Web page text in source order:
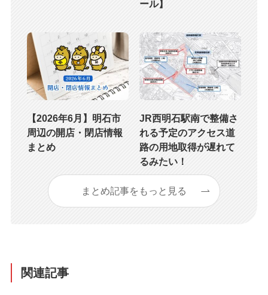
ール】
【2026年6月】明石市
周辺の開店・閉店情報
まとめ
JR西明石駅南で整備さ
れる予定のアクセス道
路の用地取得が遅れて
るみたい！
まとめ記事をもっと見る
関連記事